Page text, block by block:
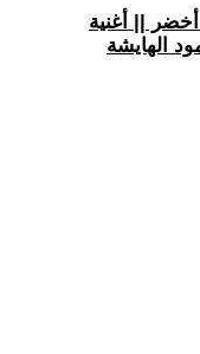
الهايشة